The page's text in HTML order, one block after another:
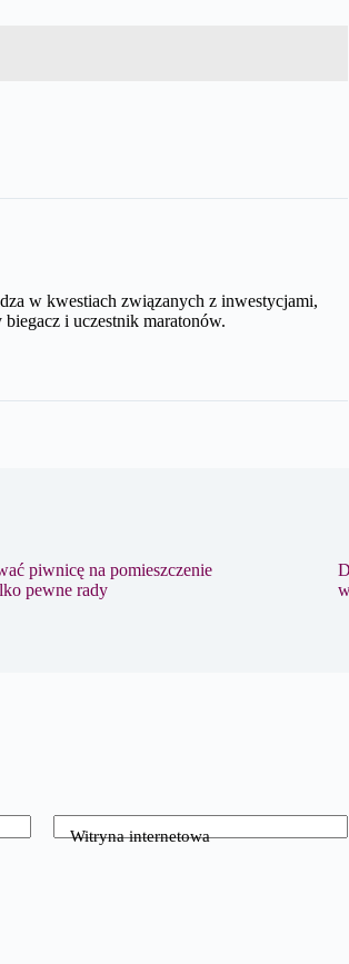
w kwestiach związanych z inwestycjami,
i uczestnik maratonów.
piwnicę na pomieszczenie
pewne rady
Witryna internetowa